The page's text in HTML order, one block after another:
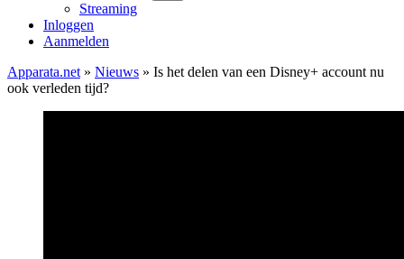
Streaming
Inloggen
Aanmelden
Apparata.net » Nieuws » Is het delen van een Disney+ account nu
ook verleden tijd?